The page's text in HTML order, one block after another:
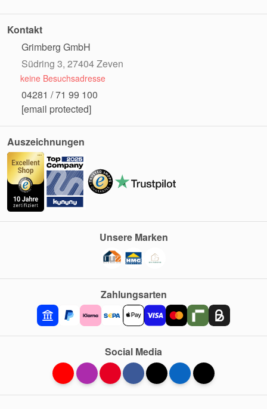
Kontakt
Grimberg GmbH
Südring 3, 27404 Zeven
keine Besuchsadresse
04281 / 71 99 100
[email protected]
Auszeichnungen
Zahlungsarten
Unsere Marken
Social Media